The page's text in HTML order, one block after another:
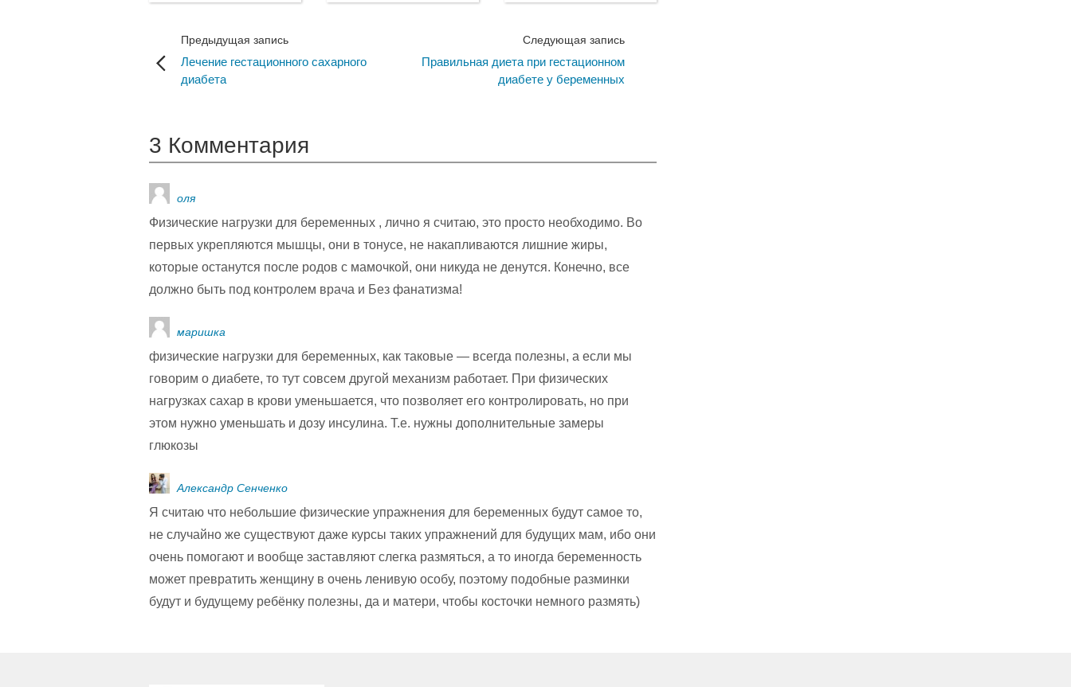
Предыдущая запись
Лечение гестационного сахарного
диабета
Следующая запись
Правильная диета при гестационном
диабете у беременных
3 Комментария
оля
Физические нагрузки для беременных , лично я считаю, это просто необходимо. Во
первых укрепляются мышцы, они в тонусе, не накапливаются лишние жиры,
которые останутся после родов с мамочкой, они никуда не денутся. Конечно, все
должно быть под контролем врача и Без фанатизма!
маришка
физические нагрузки для беременных, как таковые — всегда полезны, а если мы
говорим о диабете, то тут совсем другой механизм работает. При физических
нагрузках сахар в крови уменьшается, что позволяет его контролировать, но при
этом нужно уменьшать и дозу инсулина. Т.е. нужны дополнительные замеры
глюкозы
Александр Сенченко
Я считаю что небольшие физические упражнения для беременных будут самое то,
не случайно же существуют даже курсы таких упражнений для будущих мам, ибо они
очень помогают и вообще заставляют слегка размяться, а то иногда беременность
может превратить женщину в очень ленивую особу, поэтому подобные разминки
будут и будущему ребёнку полезны, да и матери, чтобы косточки немного размять)